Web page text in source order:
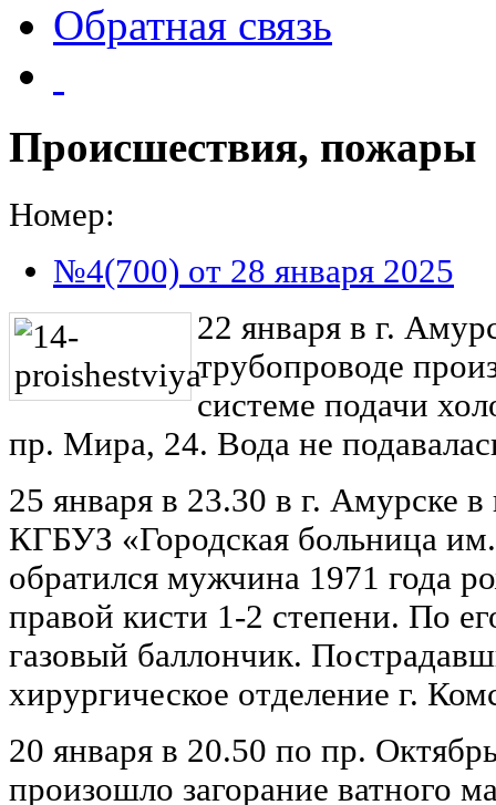
Обратная связь
Происшествия, пожары
Номер:
№4(700) от 28 января 2025
22 января в г.
трубопроводе
системе подачи
пр. Мира, 24. Вода не
25 января в 23.30 в г. Амурске
КГБУЗ «Городская больница
обратился мужчина 1971 года
правой кисти 1-2 степени. По
газовый баллончик.
хирургическое отделение г.
20 января в 20.50 по пр.
произошло загорание ватного